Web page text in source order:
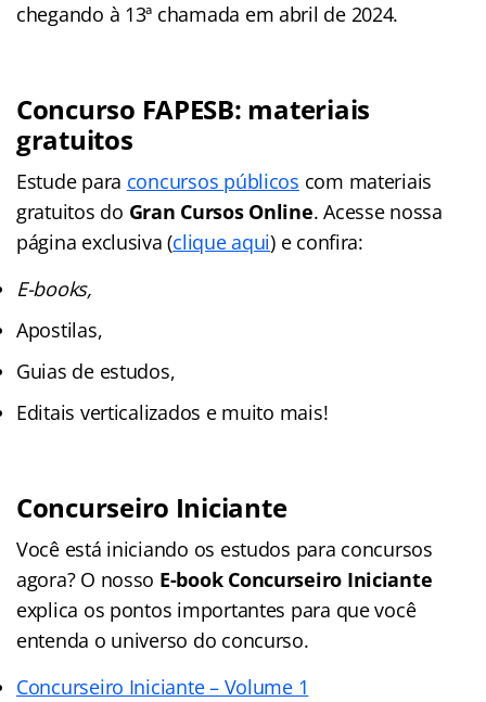
chegando à 13ª chamada em abril de 2024.
Concurso FAPESB: materiais
gratuitos
Estude para concursos públicos com materiais
gratuitos do Gran Cursos Online. Acesse nossa
página exclusiva (clique aqui) e confira:
E-books,
Apostilas,
Guias de estudos,
Editais verticalizados e muito mais!
Concurseiro Iniciante
Você está iniciando os estudos para concursos
agora? O nosso E-book Concurseiro Iniciante
explica os pontos importantes para que você
entenda o universo do concurso.
Concurseiro Iniciante – Volume 1